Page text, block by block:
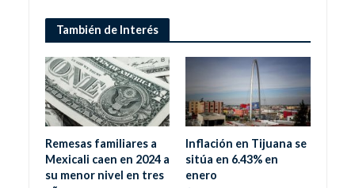
También de Interés
Remesas familiares a
Mexicali caen en 2024 a
su menor nivel en tres
Inflación en Tijuana se
sitúa en 6.43% en
enero